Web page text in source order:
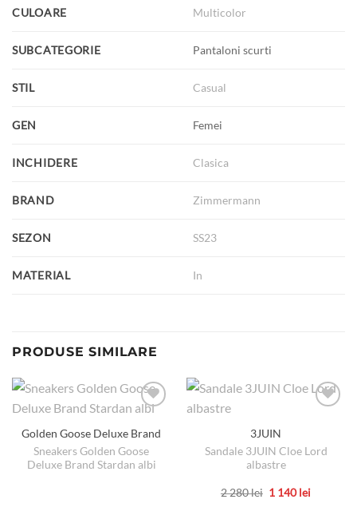
CULOARE Multicolor
SUBCATEGORIE Pantaloni scurti
STIL Casual
GEN Femei
INCHIDERE Clasica
BRAND Zimmermann
SEZON SS23
MATERIAL In
PRODUSE SIMILARE
Golden Goose Deluxe Brand
Sneakers Golden Goose
Deluxe Brand Stardan albi
3JUIN
Sandale 3JUIN Cloe Lord
albastre
2 280lei Prețul
1 140leiPrețul